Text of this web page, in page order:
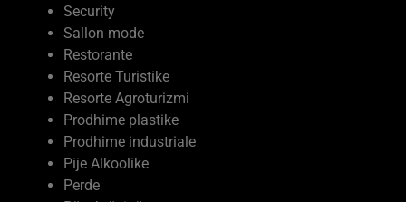
Security
Sallon mode
Restorante
Resorte Turistike
Resorte Agroturizmi
Prodhime plastike
Prodhime industriale
Pije Alkoolike
Perde